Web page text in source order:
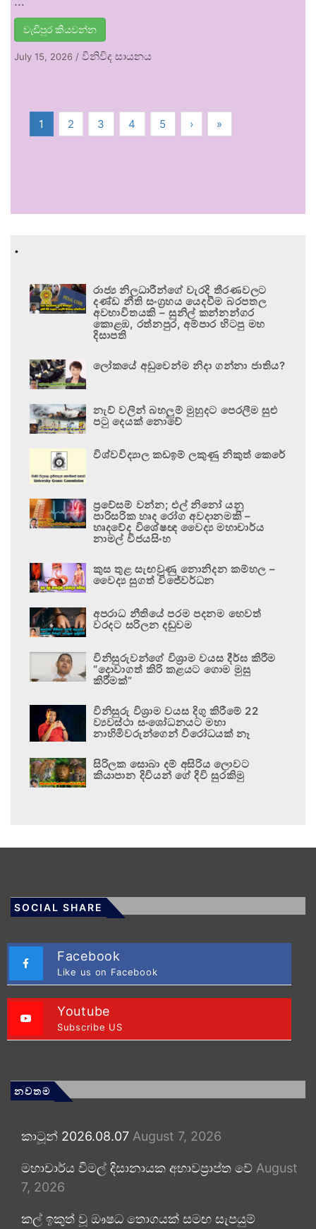
වැඩිපුර කියවන්න
July 15, 2026 / විනිවිද සායනය
1 2 3 4 5 › »
.
රාජ්‍ය නිලධාරීන්ගේ වැරදි තීරණවලට
දණ්ඩ නීති සංග්‍රහය යෙදවීම බරපතල
අවභාවිතයකි – සුනිල් කන්නන්ගර
කොළඹ, රත්නපුර, අම්පාර හිටපු මහ
දිසාපති
ලෝකයේ අඩුවෙන්ම නිදා ගන්නා ජාතිය?
නැව් වලින් බහලුම් මුහුදට පෙරලීම සුළු
පටු දෙයක් නොවේ
විශ්වවිද්‍යාල කඩඉම් ලකුණු නිකුත් කෙරේ
ප්‍රවේසම් වන්න; එල් නිනෝ යනු
පාරිසරික හෘද රෝග අවදානමකි –
හෘදවේද විශේෂඥ වෛද්‍ය මහාචාර්ය
නාමල් විජයසිංහ
කුස තුළ සැඟවුණු නොනිදන කම්හල –
වෛද්‍ය සුගත් විජේවර්ධන
අපරාධ නීතියේ පරම පදනම හෙවත්
වරදට සරිලන දඬුවම
විනිසුරුවන්ගේ විශ්‍රාම වයස දීර්ඝ කිරීම
“දොවාගත් කිරි කළයට ගොම මුසු
කිරීමක්”
විනිසුරු විශ්‍රාම වයස දිගු කිරීමේ 22
ව්‍යවස්ථා සංශෝධනයට මහා
නාහිමිවරුන්ගෙන් විරෝධයක් නෑ
සිරිලක සොබා දම් අසිරිය ලොවට
කියාපාන දිවියන් ගේ දිවි සුරකිමු
SOCIAL SHARE
Facebook
Like us on Facebook
Youtube
Subscribe US
නවතම
කාටූන් 2026.08.07 August 7, 2026
මහාචාර්ය විමල් දිසානායක අභාවප්‍රාප්ත වේ August
7, 2026
කල් ඉකුත් වූ ඖෂධ තොගයක් සමඟ සැපයුම්